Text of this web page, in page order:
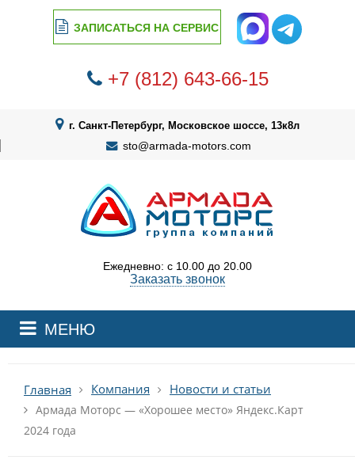
г. Санкт-Петербург, Московское шоссе, 13к8л
sto@armada-motors.com
+7 (812) 643-66-15
Ежедневно: с 10.00 до 20.00
Заказать звонок
ЗАПИСАТЬСЯ НА СЕРВИС
МЕНЮ
Главная Компания Новости и статьи
Армада Моторс — «Хорошее место» Яндекс.Карт
2024 года